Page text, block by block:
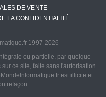
DE VENTE
LA CONFIDENTIALITÉ
1997-2026
ou partielle, par quelque
ce site, faite sans l'autorisation
est illicite et